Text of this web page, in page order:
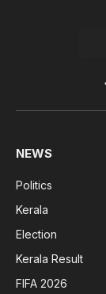
NEWS
Politics
Kerala
Election
Kerala Result
FIFA 2026